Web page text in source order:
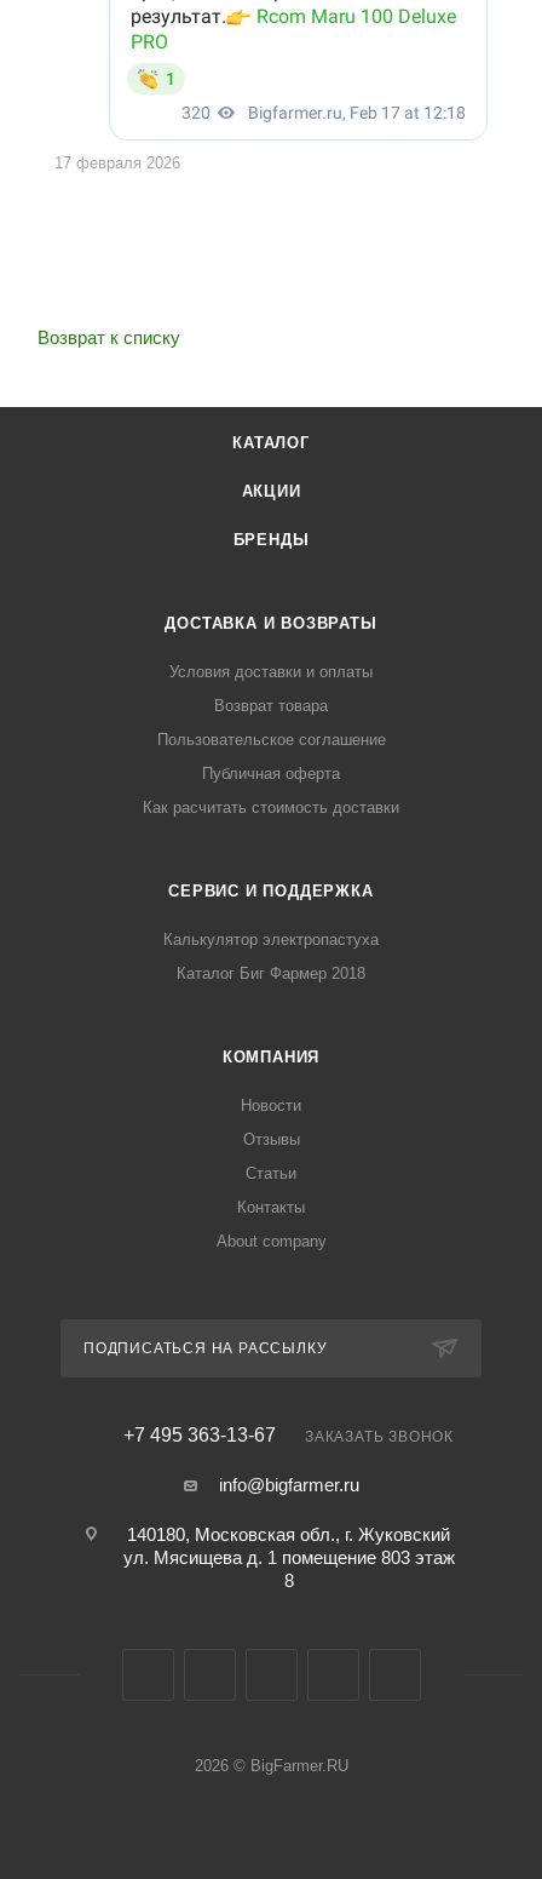
17 февраля 2026
Возврат к списку
КАТАЛОГ
АКЦИИ
БРЕНДЫ
ДОСТАВКА И ВОЗВРАТЫ
Условия доставки и оплаты
Возврат товара
Пользовательское соглашение
Публичная оферта
Как расчитать стоимость доставки
СЕРВИС И ПОДДЕРЖКА
Калькулятор электропастуха
Каталог Биг Фармер 2018
КОМПАНИЯ
Новости
Отзывы
Статьи
Контакты
About company
ПОДПИСАТЬСЯ НА РАССЫЛКУ
+7 495 363-13-67 ЗАКАЗАТЬ ЗВОНОК
info@bigfarmer.ru
140180, Московская обл., г. Жуковский
ул. Мясищева д. 1 помещение 803 этаж
8
2026 © BigFarmer.RU